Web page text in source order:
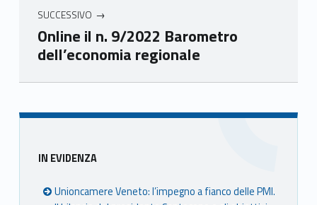
SUCCESSIVO
Online il n. 9/2022 Barometro
dell’economia regionale
Skip back to main navigation
Sidebar
IN EVIDENZA
Unioncamere Veneto: l’impegno a fianco delle PMI.